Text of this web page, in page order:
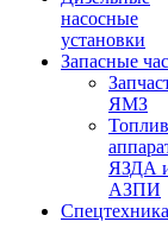
насосные
установки
Запасные
ЯМЗ
ЯЗДА
АЗПИ
Спецтехника